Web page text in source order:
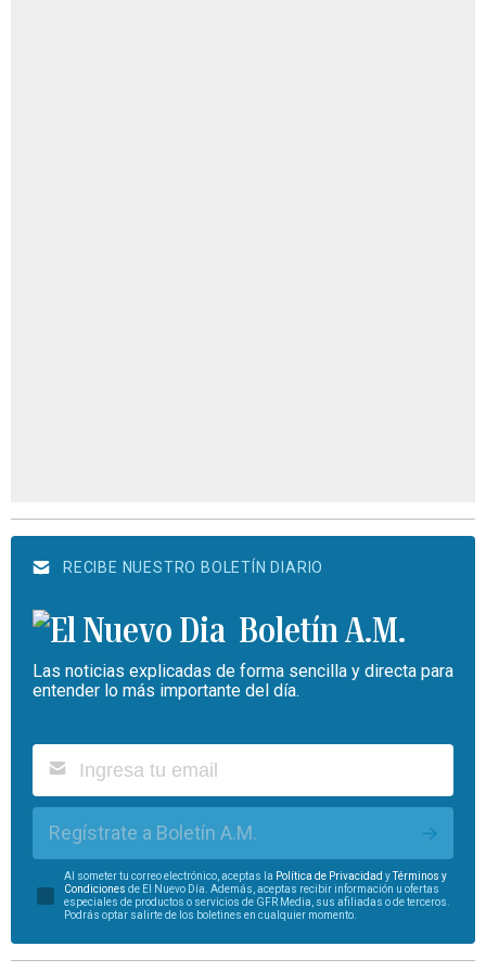
RECIBE NUESTRO BOLETÍN DIARIO
Boletín A.M.
Las noticias explicadas de forma sencilla y directa para
entender lo más importante del día.
Regístrate a Boletín A.M.
Al someter tu correo electrónico, aceptas la Política de Privacidad yTérminos y
Condiciones de El Nuevo Día. Además, aceptas recibir información u ofertas
especiales de productos o servicios de GFR Media, sus afiliadas o de terceros.
Podrás optar salirte de los boletines en cualquier momento.